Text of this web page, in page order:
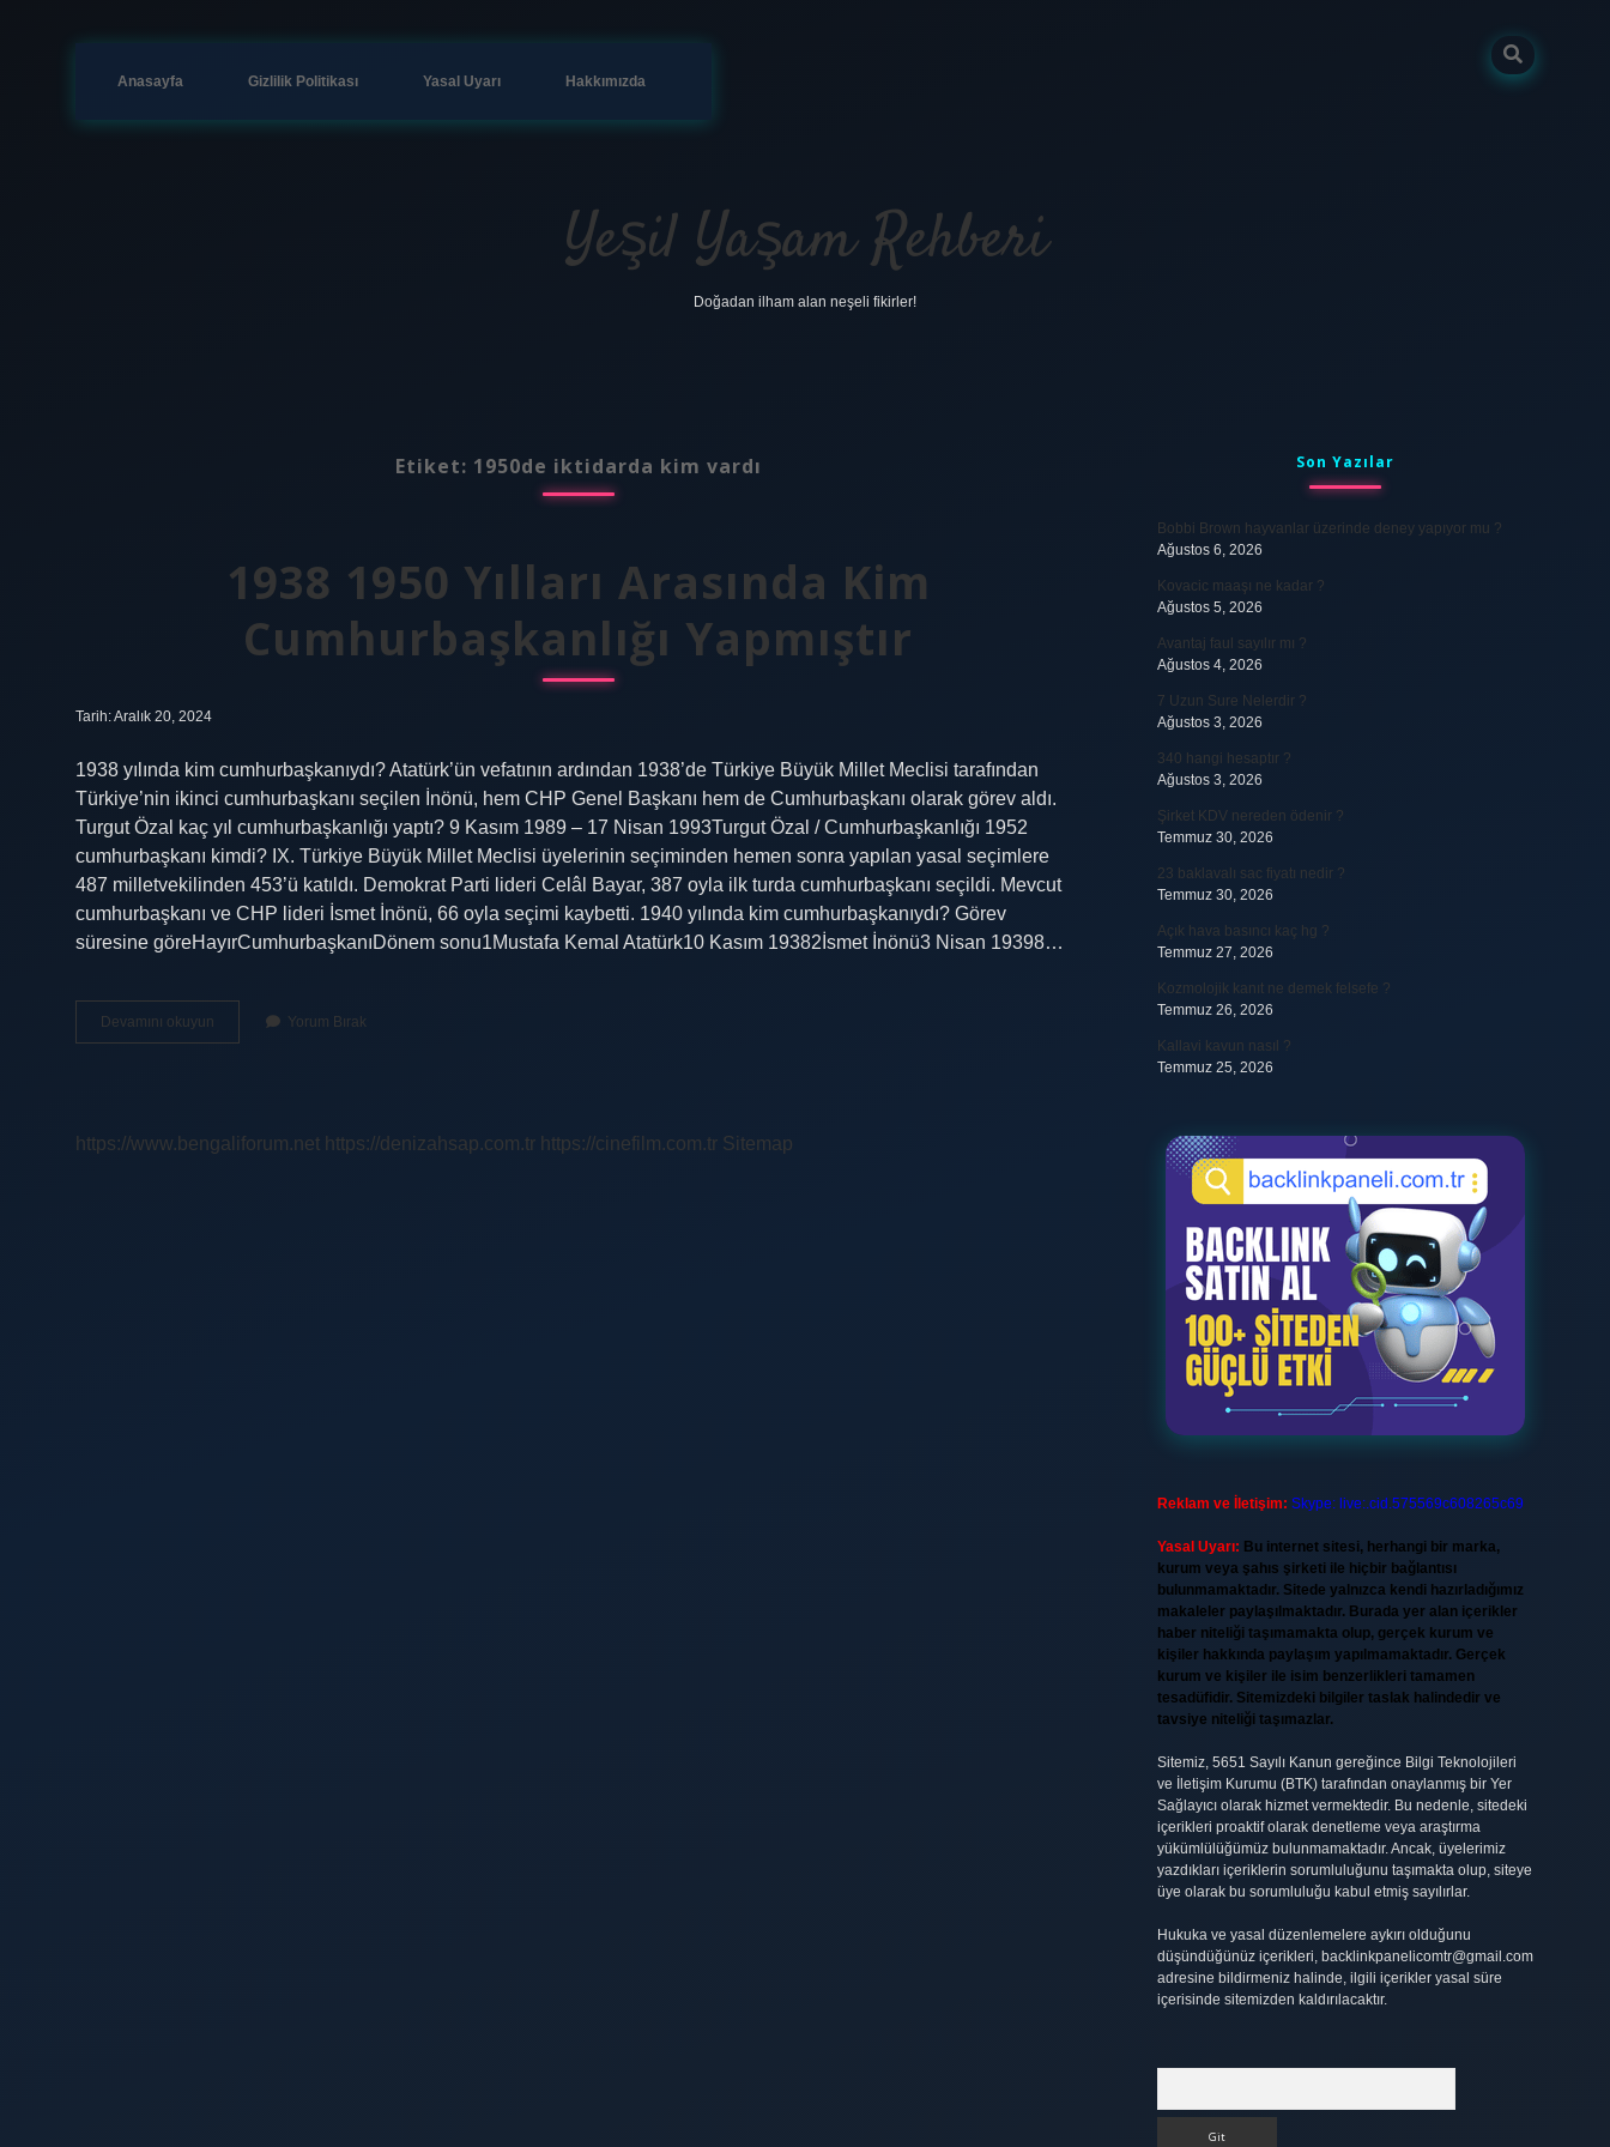
Anasayfa Gizlilik Politikası Yasal Uyarı Hakkımızda
Yeşil Yaşam Rehberi
Doğadan ilham alan neşeli fikirler!
Etiket: 1950de iktidarda kim vardı
1938 1950 Yılları Arasında Kim
Cumhurbaşkanlığı Yapmıştır
Tarih: Aralık 20, 2024
1938 yılında kim cumhurbaşkanıydı? Atatürk’ün vefatının ardından 1938’de Türkiye Büyük Millet Meclisi tarafından
Türkiye’nin ikinci cumhurbaşkanı seçilen İnönü, hem CHP Genel Başkanı hem de Cumhurbaşkanı olarak görev aldı.
Turgut Özal kaç yıl cumhurbaşkanlığı yaptı? 9 Kasım 1989 – 17 Nisan 1993Turgut Özal / Cumhurbaşkanlığı 1952
cumhurbaşkanı kimdi? IX. Türkiye Büyük Millet Meclisi üyelerinin seçiminden hemen sonra yapılan yasal seçimlere
487 milletvekilinden 453’ü katıldı. Demokrat Parti lideri Celâl Bayar, 387 oyla ilk turda cumhurbaşkanı seçildi. Mevcut
cumhurbaşkanı ve CHP lideri İsmet İnönü, 66 oyla seçimi kaybetti. 1940 yılında kim cumhurbaşkanıydı? Görev
süresine göreHayırCumhurbaşkanıDönem sonu1Mustafa Kemal Atatürk10 Kasım 19382İsmet İnönü3 Nisan 19398…
Devamını okuyun
1950
Yapmıştır
Yorum Bırak
https://www.bengaliforum.net https://denizahsap.com.tr https://cinefilm.com.tr Sitemap
SidebarSon Yazılar
Bobbi Brown hayvanlar üzerinde deney yapıyor mu ?
Ağustos 6, 2026
Kovacic maaşı ne kadar ?
Ağustos 5, 2026
Avantaj faul sayılır mı ?
Ağustos 4, 2026
7 Uzun Sure Nelerdir ?
Ağustos 3, 2026
340 hangi hesaptır ?
Ağustos 3, 2026
Şirket KDV nereden ödenir ?
Temmuz 30, 2026
23 baklavalı sac fiyatı nedir ?
Temmuz 30, 2026
Açık hava basıncı kaç hg ?
Temmuz 27, 2026
Kozmolojik kanıt ne demek felsefe ?
Temmuz 26, 2026
Kallavi kavun nasıl ?
Temmuz 25, 2026
Reklam ve İletişim: Skype: live:.cid.575569c608265c69
Yasal Uyarı: Bu internet sitesi, herhangi bir marka,
kurum veya şahıs şirketi ile hiçbir bağlantısı
bulunmamaktadır. Sitede yalnızca kendi hazırladığımız
makaleler paylaşılmaktadır. Burada yer alan içerikler
haber niteliği taşımamakta olup, gerçek kurum ve
kişiler hakkında paylaşım yapılmamaktadır. Gerçek
kurum ve kişiler ile isim benzerlikleri tamamen
tesadüfidir. Sitemizdeki bilgiler taslak halindedir ve
tavsiye niteliği taşımazlar.
Sitemiz, 5651 Sayılı Kanun gereğince Bilgi Teknolojileri
ve İletişim Kurumu (BTK) tarafından onaylanmış bir Yer
Sağlayıcı olarak hizmet vermektedir. Bu nedenle, sitedeki
içerikleri proaktif olarak denetleme veya araştırma
yükümlülüğümüz bulunmamaktadır. Ancak, üyelerimiz
yazdıkları içeriklerin sorumluluğunu taşımakta olup, siteye
üye olarak bu sorumluluğu kabul etmiş sayılırlar.
Hukuka ve yasal düzenlemelere aykırı olduğunu
düşündüğünüz içerikleri, backlinkpanelicomtr@gmail.com
adresine bildirmeniz halinde, ilgili içerikler yasal süre
içerisinde sitemizden kaldırılacaktır.